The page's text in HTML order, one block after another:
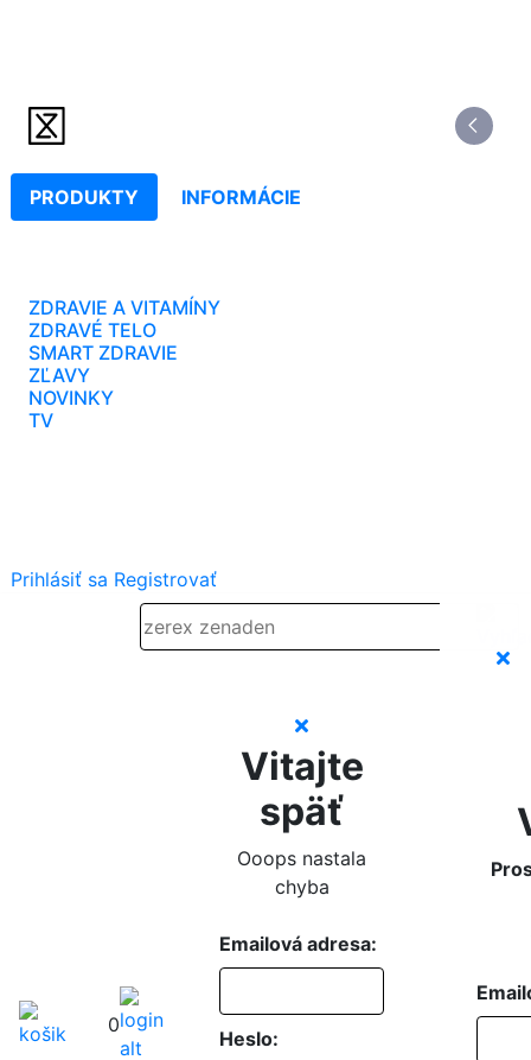
PRODUKTY INFORMÁCIE
ZDRAVIE A VITAMÍNY
ZDRAVÉ TELO
SMART ZDRAVIE
ZĽAVY
NOVINKY
TV
Prihlásiť sa Registrovať
0
Vitajte
späť
Ooops nastala
chyba
Emailová adresa:
Heslo: